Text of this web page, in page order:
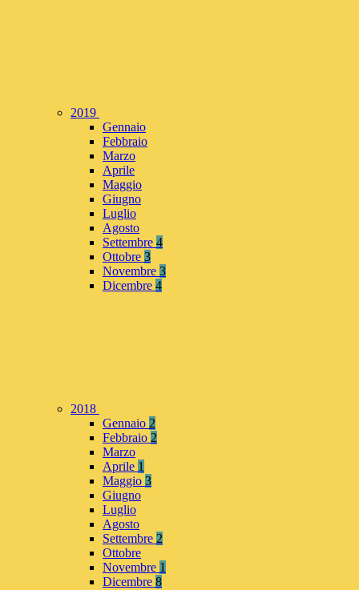
2019
Gennaio
Febbraio
Marzo
Aprile
Maggio
Giugno
Luglio
Agosto
Settembre 4
Ottobre 3
Novembre 3
Dicembre 4
2018
Gennaio 2
Febbraio 2
Marzo
Aprile 1
Maggio 3
Giugno
Luglio
Agosto
Settembre 2
Ottobre
Novembre 1
Dicembre 8